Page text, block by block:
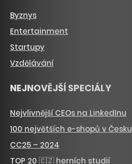
Byznys
Entertainment
Startupy
Vzdělávání
NEJNOVĚJŠÍ SPECIÁLY
Nejvlivnější CEOs na LinkedInu
100 největších e-shopů v Česku
CC25 – 2024
TOP 20 🇨🇿 herních studií